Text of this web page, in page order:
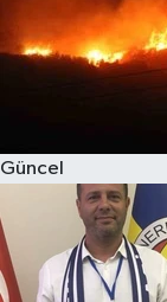
Güncel
Magazin